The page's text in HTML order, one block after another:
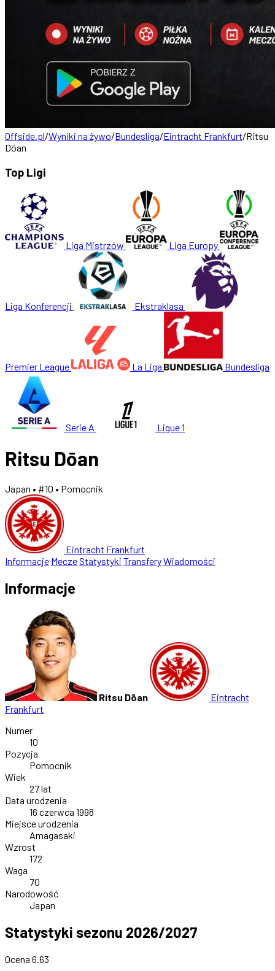
Offside.pl/Wyniki na żywo/Bundesliga/Eintracht Frankfurt/Ritsu
Dōan
Top Ligi
Liga Mistrzów Liga Europy
Liga Konferencji Ekstraklasa
Premier League La Liga Bundesliga
Serie A Ligue 1
Ritsu Dōan
Japan • #10 • Pomocnik
Eintracht Frankfurt
Informacje MeczeStatystyki TransferyWiadomości
Informacje
Ritsu Dōan
Eintracht
Frankfurt
Numer
10
Pozycja
Pomocnik
Wiek
27 lat
Data urodzenia
16 czerwca 1998
Miejsce urodzenia
Amagasaki
Wzrost
172
Waga
70
Narodowość
Japan
Statystyki sezonu 2026/2027
Ocena 6.63